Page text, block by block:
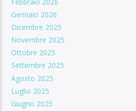
Gennaio 2026
Dicembre 2025
Novembre 2025
Ottobre 2025
Settembre 2025
Agosto 2025
Luglio 2025
Giugno 2025